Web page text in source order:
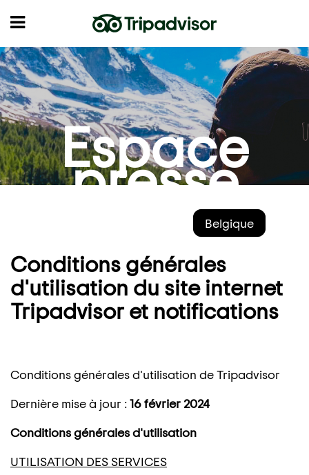
Espace
presse
Belgique
Conditions générales
d'utilisation du site internet
Tripadvisor et notifications
Conditions générales d'utilisation de Tripadvisor
Dernière mise à jour :16 février 2024
Conditions générales d'utilisation
UTILISATION DES SERVICES